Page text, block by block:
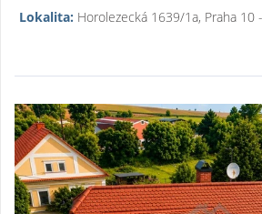
Lokalita: Horolezecká 1639/1a, Praha 10